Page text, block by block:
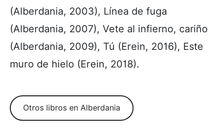
(Alberdania, 2003), Línea de fuga
(Alberdania, 2007), Vete al infierno, cariño
(Alberdania, 2009), Tú (Erein, 2016), Este
muro de hielo (Erein, 2018).
Otros libros en Alberdania